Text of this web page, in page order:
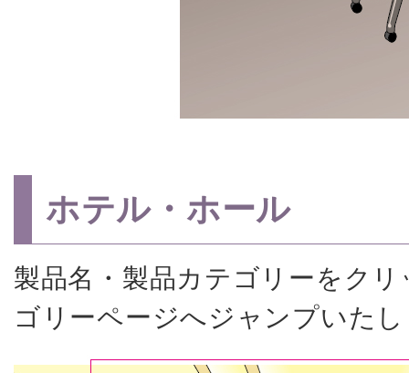
ホテル・ホール
製品名・製品カテゴリーをク
ゴリーページへジャンプいた